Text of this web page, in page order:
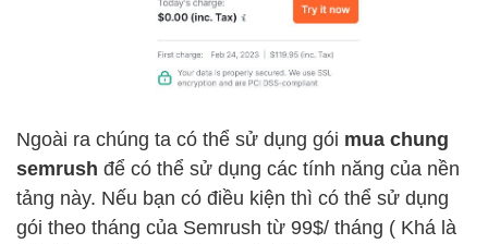
Ngoài ra chúng ta có thể sử dụng gói mua chung
semrush để có thể sử dụng các tính năng của nền
tảng này. Nếu bạn có điều kiện thì có thể sử dụng
gói theo tháng của Semrush từ 99$/ tháng ( Khá là